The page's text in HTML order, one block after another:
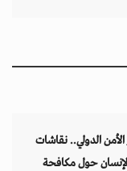
الدولي.. نقاشات
حول مكافحة